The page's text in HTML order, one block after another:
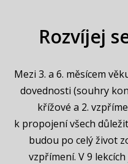
Rozvíjej
Mezi 3. a 6. měsícem
dovednosti (souhry
křížové a 2.
k propojení všech
budou po celý život
vzpřímení. V 9